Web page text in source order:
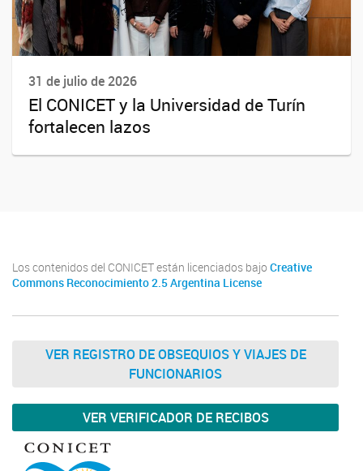
31 de julio de 2026
El CONICET y la Universidad de Turín
fortalecen lazos
Los contenidos del CONICET están licenciados bajo Creative
Commons Reconocimiento 2.5 Argentina License
VER REGISTRO DE OBSEQUIOS Y VIAJES DE
FUNCIONARIOS
VER VERIFICADOR DE RECIBOS